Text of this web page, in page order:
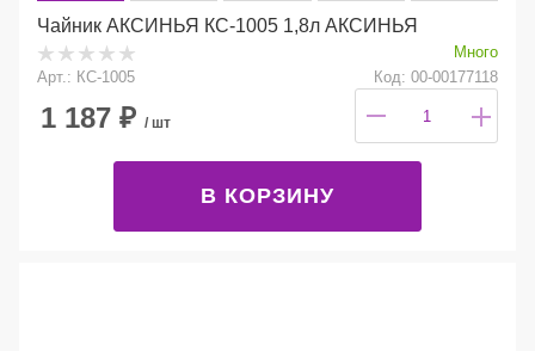
Чайник АКСИНЬЯ КС-1005 1,8л АКСИНЬЯ
Много
Арт.: КС-1005
Код: 00-00177118
1 187 ₽ / шт
В КОРЗИНУ